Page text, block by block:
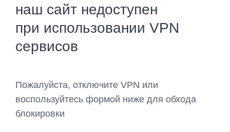
наш сайт недоступен
при использовании VPN
сервисов
Пожалуйста, отключите VPN или
воспользуйтесь формой ниже для обхода
блокировки